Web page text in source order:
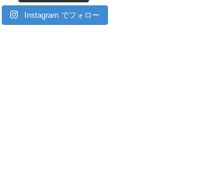
Instagram でフォロー